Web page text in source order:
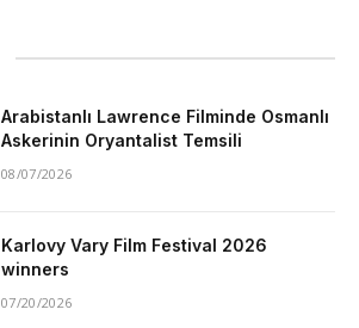
Arabistanlı Lawrence Filminde Osmanlı
Askerinin Oryantalist Temsili
08/07/2026
Karlovy Vary Film Festival 2026
winners
07/20/2026